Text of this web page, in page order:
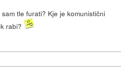
tle furati? Kje je komunistični
rabi?